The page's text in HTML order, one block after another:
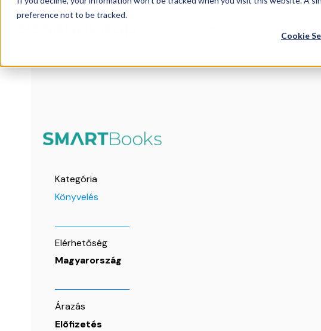
preference not to be tracked.
Cookie
Kategória
Könyvelés
Elérhetőség
Magyarország
Árazás
Előfizetés